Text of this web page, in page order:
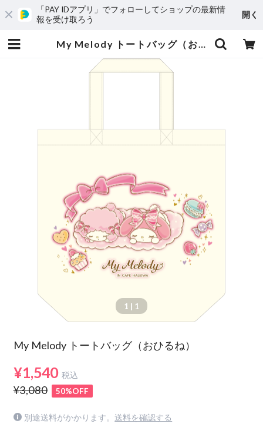
「PAY IDアプリ」でフォローしてショップの最新情
報を受け取ろう
開く
My Melody トートバッグ（おひるね） | madnm
1 | 1
My Melody トートバッグ（おひるね）
¥1,540 税込
¥3,080 50%OFF
別途送料がかかります。 送料を確認する